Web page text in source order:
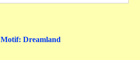
Motif: Dreamland